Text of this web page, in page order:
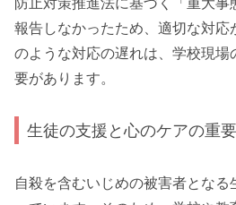
報告しなかったため、適切な対応
のような対応の遅れは、学校現場
要があります。
生徒の支援と心のケアの重
自殺を含むいじめの被害者となる